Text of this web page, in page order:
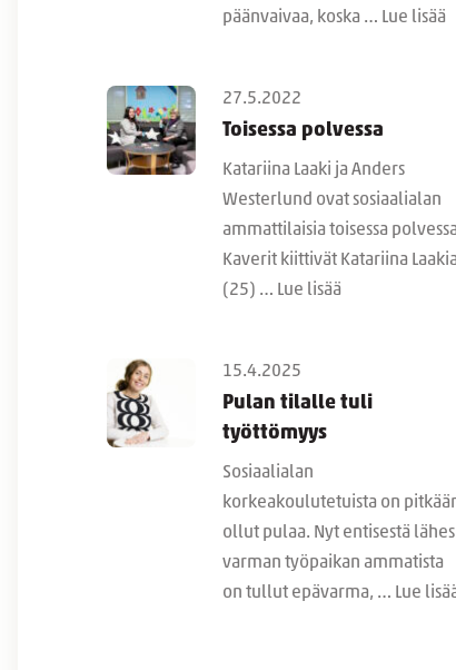
päänvaivaa, koska … Lue lisää
27.5.2022
Toisessa polvessa
Katariina Laaki ja Anders
Westerlund ovat sosiaalialan
ammattilaisia toisessa
Kaverit kiittivät Katariina Laakia
(25) … Lue lisää
15.4.2025
Pulan tilalle tuli
työttömyys
Sosiaalialan
korkeakoulutetuista on
ollut pulaa. Nyt entisestä lähes
varman työpaikan ammatista
on tullut epävarma, … Lue